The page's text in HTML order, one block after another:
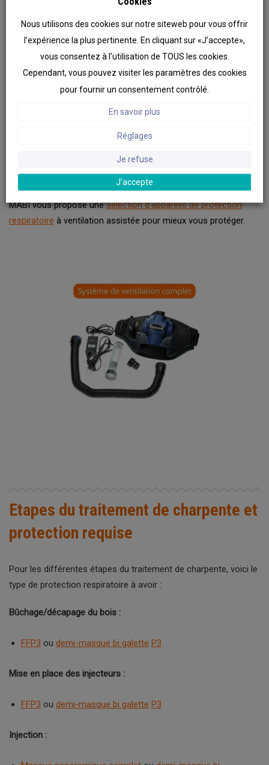
Ils offrent une protection optimale des voies respiratoires et du
visage contre les poussières, particules solides et liquides,
fumées, etc. Ces appareils existent sous différentes formes :
masque complet.
EN 12941 – 12942 : spécifient les exigences minimales
concernant les appareils de protection respiratoire à ventilation
d’étanchéité de la coiffe de protection sur une ventilation
assistée.
MABI vous propose unesélection d’appareils de protection
respiratoire à ventilation assistée pour mieux vous protéger.
Etapes du traitement de charpente et
protection requise
Pour les différentes étapes du traitement de charpente, voici le
type de protection respiratoire à avoir :
Bûchage/décapage du bois :
FFP3 ou demi-masque bi galette P3
Mise en place des injecteurs :
FFP3 ou demi-masque bi galette P3
Injection :
Nous utilisons des cookies sur notre siteweb pour vous offrir
l’expérience la plus pertinente. En cliquant sur «J’accepte»,
vous consentez à l’utilisation de TOUS les cookies.
Cependant, vous pouvez visiter les paramètres des cookies
pour fournir un consentement contrôlé.
En savoir plus
Réglages
Je refuse
J’accepte